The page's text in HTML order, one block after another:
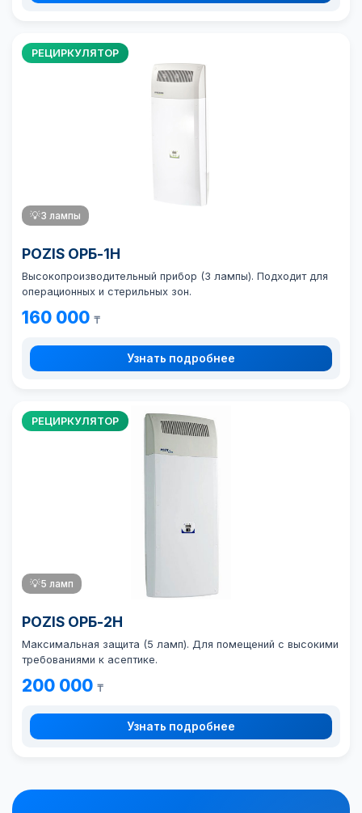
РЕЦИРКУЛЯТОР
💡3 лампы
POZIS ОРБ-1Н
Высокопроизводительный прибор (3 лампы). Подходит для
операционных и стерильных зон.
160 000 ₸
Узнать подробнее
РЕЦИРКУЛЯТОР
💡5 ламп
POZIS ОРБ-2Н
Максимальная защита (5 ламп). Для помещений с высокими
требованиями к асептике.
200 000 ₸
Узнать подробнее